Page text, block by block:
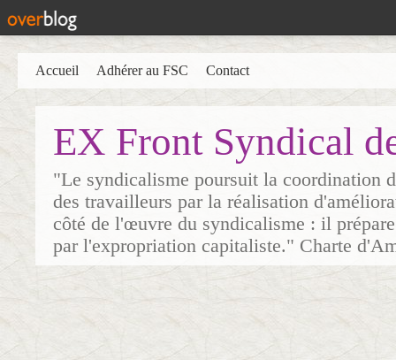
EX Front Syndical
"Le syndicalisme poursuit la coordination
des travailleurs par la réalisation
côté de l'œuvre du syndicalisme : il
par l'expropriation capitaliste." Charte
Accueil Adhérer au FSC Contact